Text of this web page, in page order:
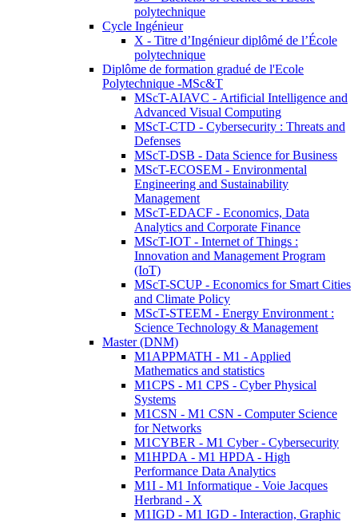
polytechnique
Cycle Ingénieur
X - Titre d’Ingénieur diplômé de l’École
polytechnique
Diplôme de formation gradué de l'Ecole
Polytechnique -MSc&T
MScT-AIAVC - Artificial Intelligence and
Advanced Visual Computing
MScT-CTD - Cybersecurity : Threats and
Defenses
MScT-DSB - Data Science for Business
MScT-ECOSEM - Environmental
Engineering and Sustainability
Management
MScT-EDACF - Economics, Data
Analytics and Corporate Finance
MScT-IOT - Internet of Things :
Innovation and Management Program
(IoT)
MScT-SCUP - Economics for Smart Cities
and Climate Policy
MScT-STEEM - Energy Environment :
Science Technology & Management
Master (DNM)
M1APPMATH - M1 - Applied
Mathematics and statistics
M1CPS - M1 CPS - Cyber Physical
Systems
M1CSN - M1 CSN - Computer Science
for Networks
M1CYBER - M1 Cyber - Cybersecurity
M1HPDA - M1 HPDA - High
Performance Data Analytics
M1I - M1 Informatique - Voie Jacques
Herbrand - X
M1IGD - M1 IGD - Interaction, Graphic